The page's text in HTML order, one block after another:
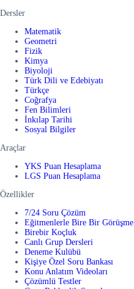
Dersler
Matematik
Geometri
Fizik
Kimya
Biyoloji
Türk Dili ve Edebiyatı
Türkçe
Coğrafya
Fen Bilimleri
İnkılap Tarihi
Sosyal Bilgiler
Araçlar
YKS Puan Hesaplama
LGS Puan Hesaplama
Özellikler
7/24 Soru Çözüm
Eğitmenlerle Bire Bir Görüşme
Birebir Koçluk
Canlı Grup Dersleri
Deneme Kulübü
Kişiye Özel Soru Bankası
Konu Anlatım Videoları
Çözümlü Testler